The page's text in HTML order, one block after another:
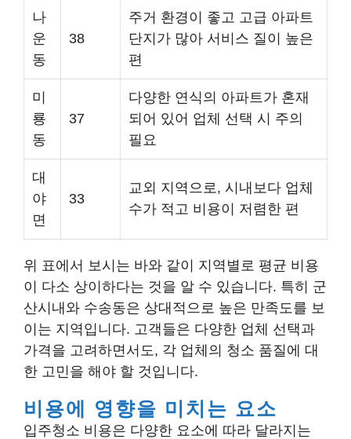
나
운
동
38
주거 환경이 좋고 고급 아파트
단지가 많아 서비스 질이 높은
편
미
룡
동
37
다양한 연식의 아파트가 혼재
되어 있어 업체 선택 시 주의
필요
대
야
면
33
교외 지역으로, 시내보다 업체
수가 적고 비용이 저렴한 편
위 표에서 보시는 바와 같이 지역별로 평균 비용
이 다소 상이하다는 것을 알 수 있습니다. 특히 군
산시내와 수송동은 상대적으로 높은 만족도를 보
이는 지역입니다. 고객들은 다양한 업체 선택과
가격을 고려하면서도, 각 업체의 청소 품질에 대
한 고민을 해야 할 것입니다.
비용에 영향을 미치는 요소
입주청소 비용은 다양한 요소에 따라 달라지는